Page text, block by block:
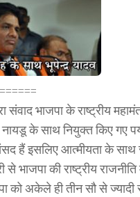
संवाद भाजपा के राष्ट्रीय
नायडू के साथ नियुक्त किए गए
हैं इसलिए आत्मीयता के साथ
भाजपा की राष्ट्रीय
को अकेले ही तीन सौ से